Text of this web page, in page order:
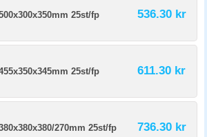
25st/fp 536.30 kr
25st/fp 611.30 kr
270mm 25st/fp 736.30 kr